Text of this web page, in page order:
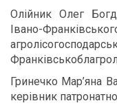
Олійник Олег
Івано-
Гринечко Мар’яна
керівник